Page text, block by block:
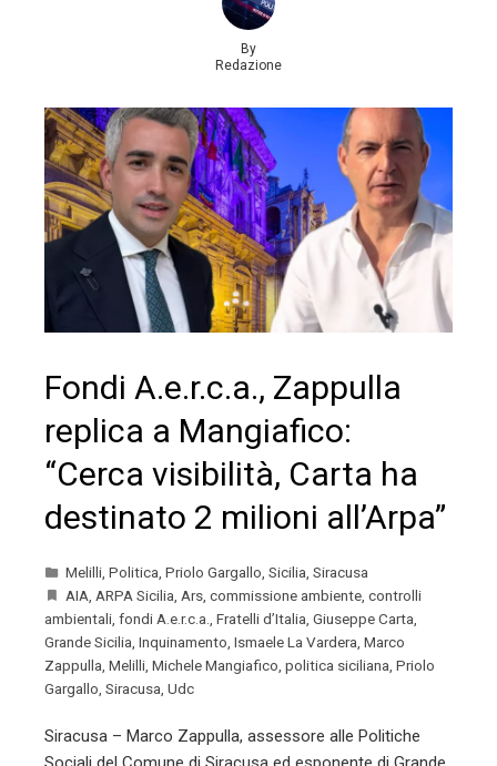
By
Redazione
Fondi A.e.r.c.a., Zappulla
replica a Mangiafico:
“Cerca visibilità, Carta ha
destinato 2 milioni all’Arpa”
Melilli Politica Priolo Gargallo Sicilia Siracusa
AIA ARPA Sicilia Ars commissione ambiente controlli
ambientali fondi A.e.r.c.a. Fratelli d’Italia Giuseppe Carta
Grande Sicilia Inquinamento Ismaele La Vardera Marco
Zappulla Melilli Michele Mangiafico politica siciliana Priolo
Gargallo Siracusa Udc
Siracusa – Marco Zappulla, assessore alle Politiche